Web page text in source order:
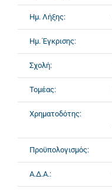
Ημ. Λήξης:
Ημ. Έγκρισης:
Σχολή:
Τομέας:
Χρηματοδότης:
Προϋπολογισμός:
Α.Δ.Α.: